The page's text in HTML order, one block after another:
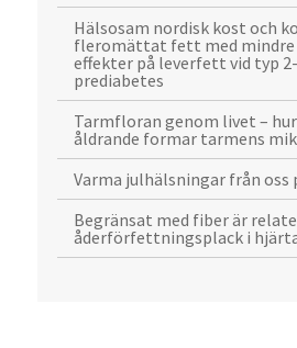
Hälsosam nordisk kost och
fleromättat fett med mindre
effekter på leverfett vid typ
prediabetes
Tarmfloran genom livet –
åldrande formar tarmens
Varma julhälsningar från
Begränsat med fiber är
åderförfettningsplack i